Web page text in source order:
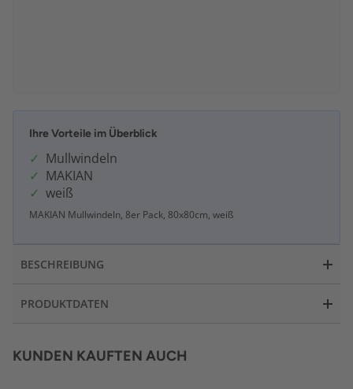
Ihre Vorteile im Überblick
Mullwindeln
MAKIAN
weiß
MAKIAN Mullwindeln, 8er Pack, 80x80cm, weiß
BESCHREIBUNG
PRODUKTDATEN
KUNDEN KAUFTEN AUCH